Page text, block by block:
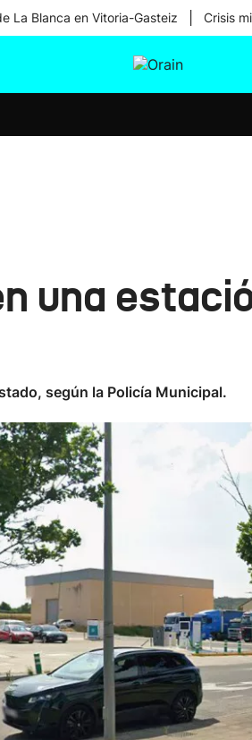
La Blanca en Vitoria-Gasteiz Crisis
una
según la Policía Municipal.